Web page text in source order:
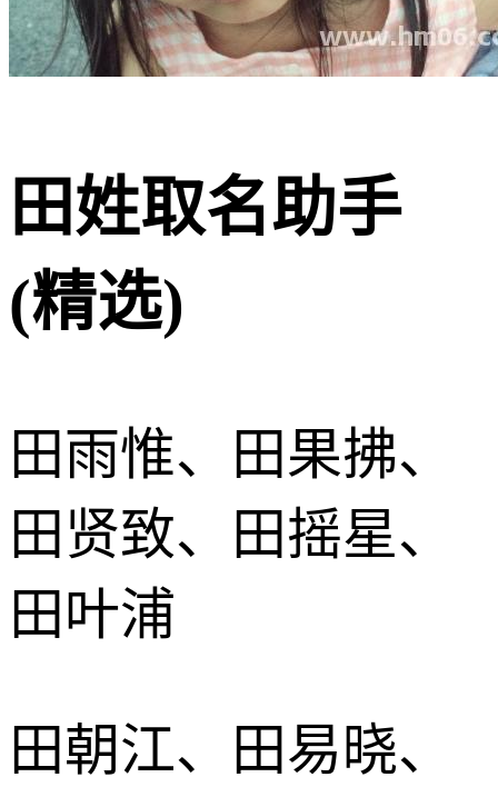
田姓取名助手
(精选)
田雨惟、田果拂、
田贤致、田摇星、
田叶浦
田朝江、田易晓、